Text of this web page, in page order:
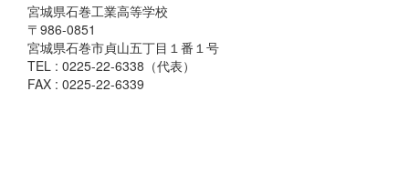
宮城県石巻工業高等学校
〒986-0851
宮城県石巻市貞山五丁目１番１号
TEL : 0225-22-6338（代表）
FAX : 0225-22-6339